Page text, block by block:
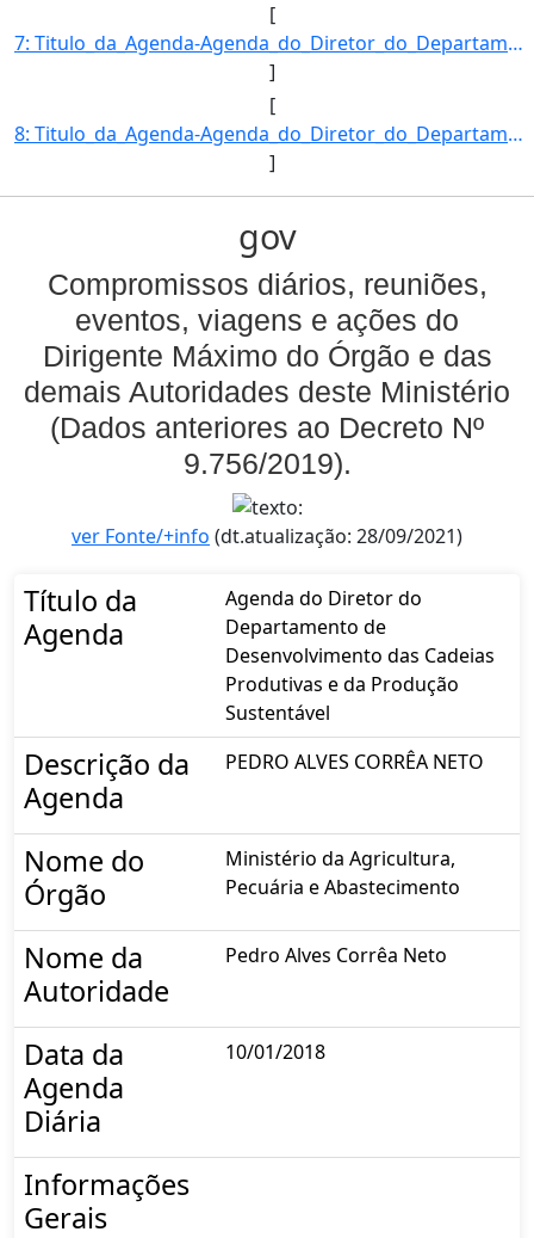
[
7: Titulo_da_Agenda-Agenda_do_Diretor_do_Departamento_de_Desenvolvimento_das_Cadeias_Produtivas_e_da_Pr]
]
[
8: Titulo_da_Agenda-Agenda_do_Diretor_do_Departamento_de_Desenvolvimento_das_Cadeias_Produtivas_e_da_Pr]
]
gov
Compromissos diários, reuniões,
eventos, viagens e ações do
Dirigente Máximo do Órgão e das
demais Autoridades deste Ministério
(Dados anteriores ao Decreto Nº
9.756/2019).
ver Fonte/+info (dt.atualização: 28/09/2021)
Título da
Agenda
Agenda do Diretor do
Departamento de
Desenvolvimento das Cadeias
Produtivas e da Produção
Sustentável
Descrição da
Agenda
PEDRO ALVES CORRÊA NETO
Nome do
Órgão
Ministério da Agricultura,
Pecuária e Abastecimento
Nome da
Autoridade
Pedro Alves Corrêa Neto
Data da
Agenda
Diária
10/01/2018
Informações
Gerais